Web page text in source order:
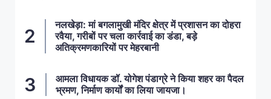
नलखेड़ा: मां बगलामुखी मंदिर क्षेत्र में प्रशासन का दोहरा
रवैया, गरीबों पर चला कार्रवाई का डंडा, बड़े
अतिक्रमणकारियों पर मेहरबानी
आमला विधायक डॉ. योगेश पंडाग्रे ने किया शहर का पैदल
भ्रमण, निर्माण कार्यों का लिया जायजा।